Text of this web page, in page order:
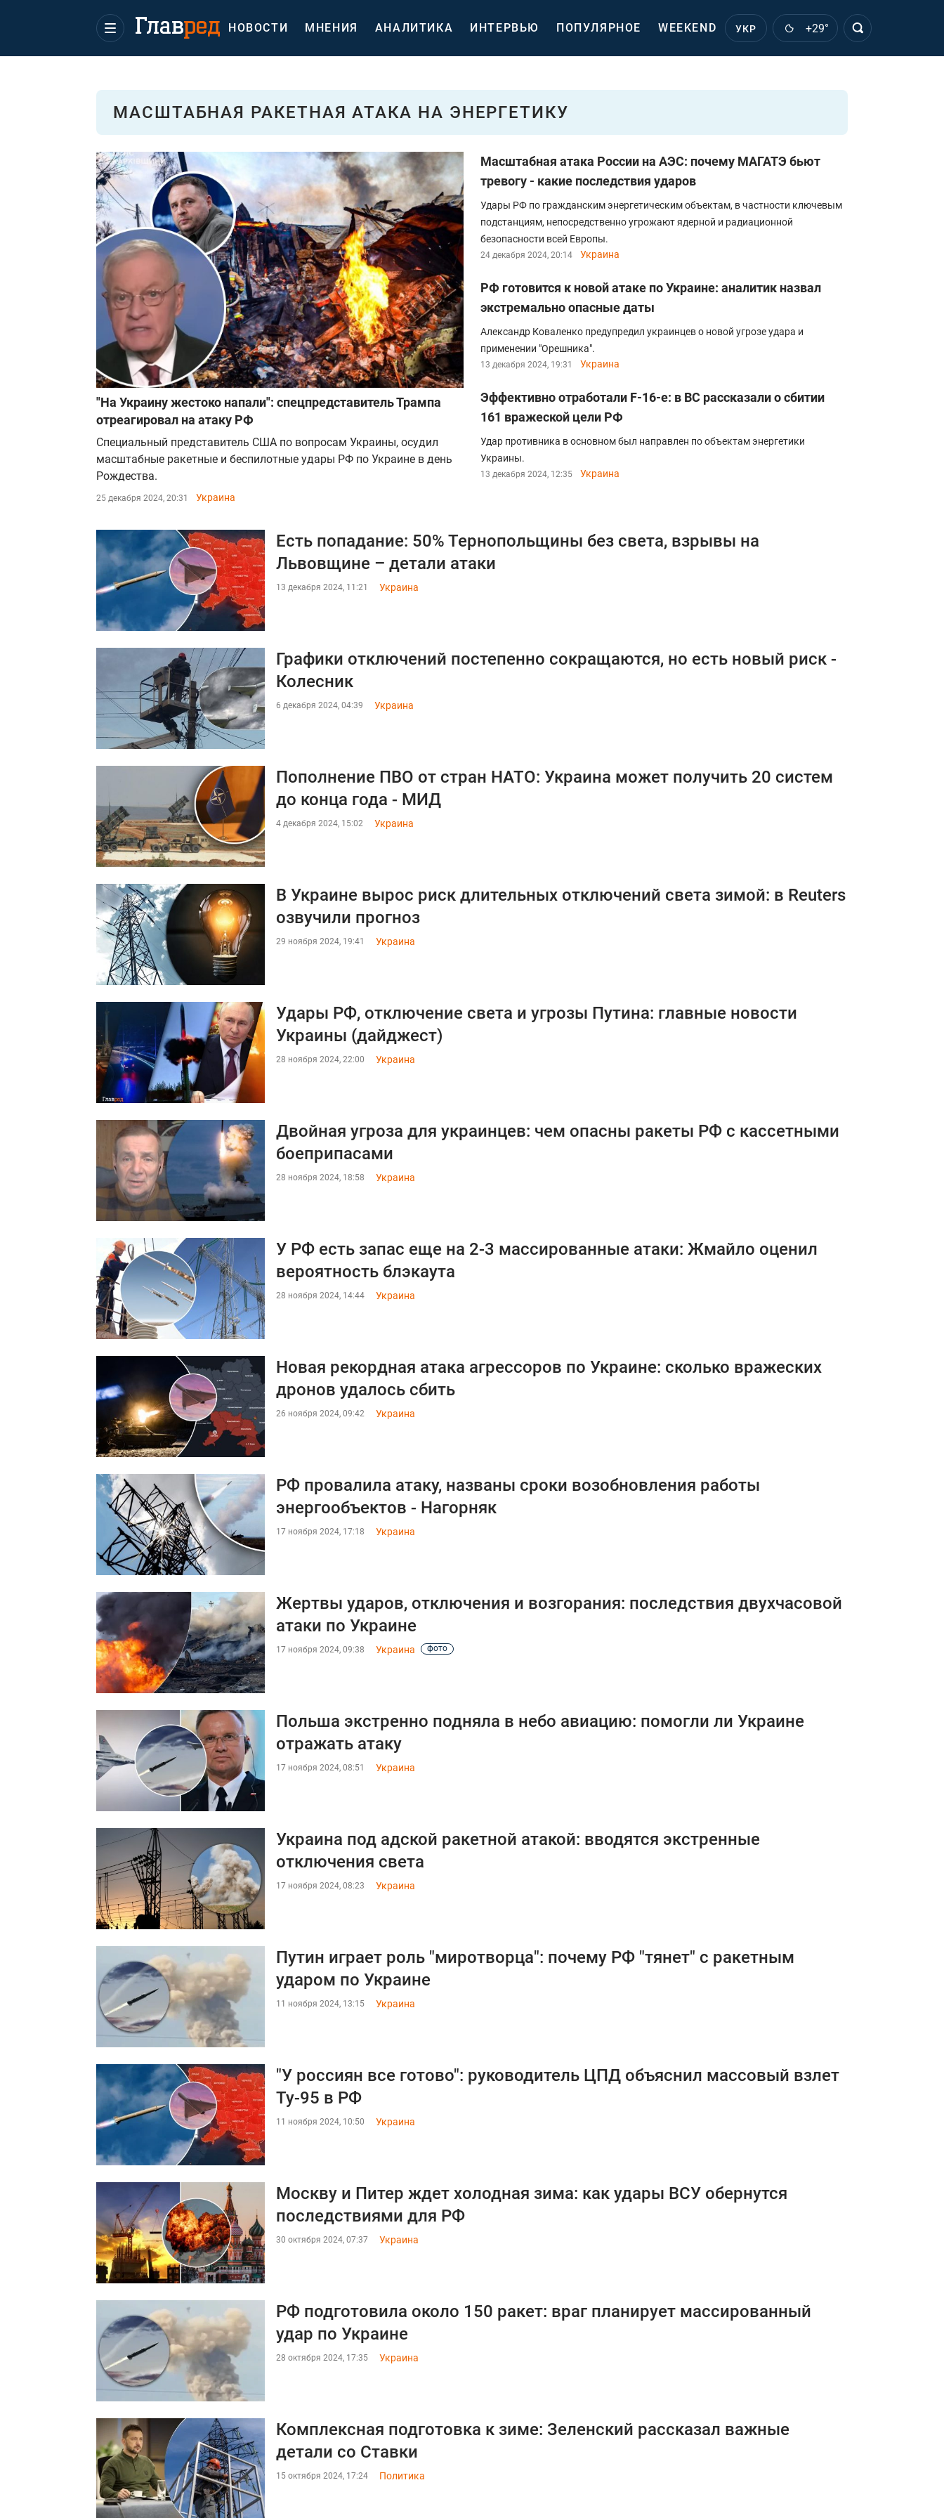
НОВОСТИ МНЕНИЯ АНАЛИТИКА ИНТЕРВЬЮ ПОПУЛЯРНОЕ WEEKEND УКР +29°
МАСШТАБНАЯ РАКЕТНАЯ АТАКА НА ЭНЕРГЕТИКУ
"На Украину жестоко напали": спецпредставитель Трампа
отреагировал на атаку РФ
Специальный представитель США по вопросам Украины, осудил
масштабные ракетные и беспилотные удары РФ по Украине в день
Рождества.
25 декабря 2024, 20:31 Украина
Масштабная атака России на АЭС: почему МАГАТЭ бьют
тревогу - какие последствия ударов
Удары РФ по гражданским энергетическим объектам, в частности ключевым
подстанциям, непосредственно угрожают ядерной и радиационной
безопасности всей Европы.
24 декабря 2024, 20:14 Украина
РФ готовится к новой атаке по Украине: аналитик назвал
экстремально опасные даты
Александр Коваленко предупредил украинцев о новой угрозе удара и
применении "Орешника".
13 декабря 2024, 19:31 Украина
Эффективно отработали F-16-е: в ВС рассказали о сбитии
161 вражеской цели РФ
Удар противника в основном был направлен по объектам энергетики
Украины.
13 декабря 2024, 12:35 Украина
Есть попадание: 50% Тернопольщины без света, взрывы на
Львовщине – детали атаки
13 декабря 2024, 11:21 Украина
Графики отключений постепенно сокращаются, но есть новый риск -
Колесник
6 декабря 2024, 04:39 Украина
Пополнение ПВО от стран НАТО: Украина может получить 20 систем
до конца года - МИД
4 декабря 2024, 15:02 Украина
В Украине вырос риск длительных отключений света зимой: в Reuters
озвучили прогноз
29 ноября 2024, 19:41 Украина
Удары РФ, отключение света и угрозы Путина: главные новости
Украины (дайджест)
28 ноября 2024, 22:00 Украина
Двойная угроза для украинцев: чем опасны ракеты РФ с кассетными
боеприпасами
28 ноября 2024, 18:58 Украина
У РФ есть запас еще на 2-3 массированные атаки: Жмайло оценил
вероятность блэкаута
28 ноября 2024, 14:44 Украина
Новая рекордная атака агрессоров по Украине: сколько вражеских
дронов удалось сбить
26 ноября 2024, 09:42 Украина
РФ провалила атаку, названы сроки возобновления работы
энергообъектов - Нагорняк
17 ноября 2024, 17:18 Украина
Жертвы ударов, отключения и возгорания: последствия двухчасовой
атаки по Украине
17 ноября 2024, 09:38 Украина фото
Польша экстренно подняла в небо авиацию: помогли ли Украине
отражать атаку
17 ноября 2024, 08:51 Украина
Украина под адской ракетной атакой: вводятся экстренные
отключения света
17 ноября 2024, 08:23 Украина
Путин играет роль "миротворца": почему РФ "тянет" с ракетным
ударом по Украине
11 ноября 2024, 13:15 Украина
"У россиян все готово": руководитель ЦПД объяснил массовый взлет
Ту-95 в РФ
11 ноября 2024, 10:50 Украина
Москву и Питер ждет холодная зима: как удары ВСУ обернутся
последствиями для РФ
30 октября 2024, 07:37 Украина
РФ подготовила около 150 ракет: враг планирует массированный
удар по Украине
28 октября 2024, 17:35 Украина
Комплексная подготовка к зиме: Зеленский рассказал важные
детали со Ставки
15 октября 2024, 17:24 Политика